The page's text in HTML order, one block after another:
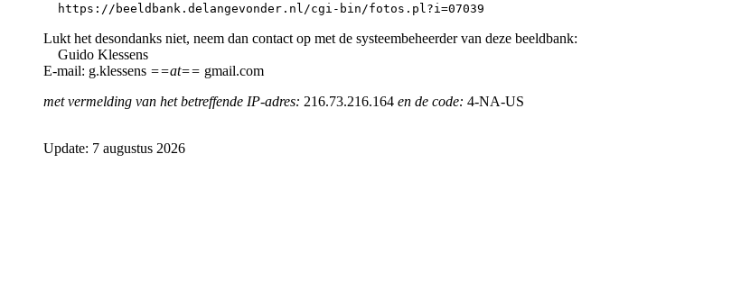
https://beeldbank.delangevonder.nl/cgi-bin/fotos.pl?i=07039
Lukt het desondanks niet, neem dan contact op met de systeembeheerder van deze beeldbank:
Guido Klessens
E-mail: g.klessens ==at== gmail.com
met vermelding van het betreffende IP-adres: 216.73.216.164 en de code: 4-NA-US
Update: 7 augustus 2026